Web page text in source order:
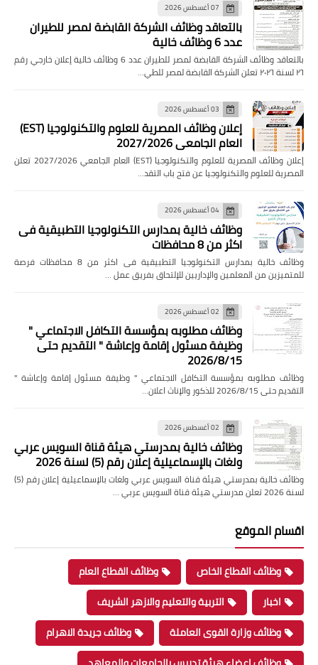
07 أغسطس 2026
بالتعاقد وظائف الشركة القابضة لمصر للطيران
عدد 6 وظائف خالية
بالتعاقد وظائف الشركة القابضة لمصر للطيران عدد 6 وظائف خالية إعلان خارجي رقم
٢٦ لسنة ٢٠٢٦ تعلن الشركة القابضة لمصر للطي…
03 أغسطس 2026
إعلان وظائف المصرية للعلوم والتكنولوجيا (EST)
العام الجامعي 2027/2026
إعلان وظائف المصرية للعلوم والتكنولوجيا (EST) العام الجامعي 2027/2026 تعلن
المصرية للعلوم والتكنولوجيا عن فتح باب التقد…
04 أغسطس 2026
وظائف خالية بمدارس التكنولوجيا التطبيقية فى
اكثر من 8 محافظات
وظائف خالية بمدارس التكنولوجيا التطبيقية فى اكثر من 8 محافظات فرصة
للمتميزين من المعلمين والإداريين للإلتحاق بفريق عمل …
02 أغسطس 2026
وظائف مطلوبه بمؤسسة التكافل الاجتماعي "
وظيفة مسئول إقامة وإعاشة " التقديم حتى
2026/8/15
وظائف مطلوبه بمؤسسة التكافل الاجتماعي " وظيفة مسئول إقامة وإعاشة "
التقديم حتى 2026/8/15 للذكور والإناث اعلان…
02 أغسطس 2026
وظائف خالية بمدرستي هيئة قناة السويس عربي
ولغات بالإسماعيلية إعلان رقم (5) لسنة 2026
وظائف خالية بمدرستي هيئة قناة السويس عربي ولغات بالإسماعيلية إعلان رقم (5)
لسنة 2026 تعلن مدرستي هيئة قناة السويس عربي …
اقسام الموقع
وظائف القطاع الخاص
وظائف القطاع العام
اخبار
التربية والتعليم والازهر الشريف
وظائف وزارة القوى العاملة
وظائف جريدة الاهرام